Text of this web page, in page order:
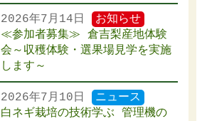
2026年7月14日
お知らせ
≪参加者募集≫ 倉吉梨産地体験
会～収穫体験・選果場見学を実施
します～
2026年7月10日
ニュース
白ネギ栽培の技術学ぶ 管理機の